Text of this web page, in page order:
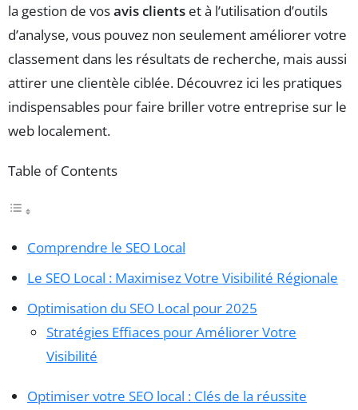
la gestion de vosavis clients et à l’utilisation d’outils
d’analyse, vous pouvez non seulement améliorer votre
classement dans les résultats de recherche, mais aussi
attirer une clientèle ciblée. Découvrez ici les pratiques
indispensables pour faire briller votre entreprise sur le
web localement.
Table of Contents
Comprendre le SEO Local
Le SEO Local : Maximisez Votre Visibilité Régionale
Optimisation du SEO Local pour 2025
Stratégies Effiaces pour Améliorer Votre
Visibilité
Optimiser votre SEO local : Clés de la réussite